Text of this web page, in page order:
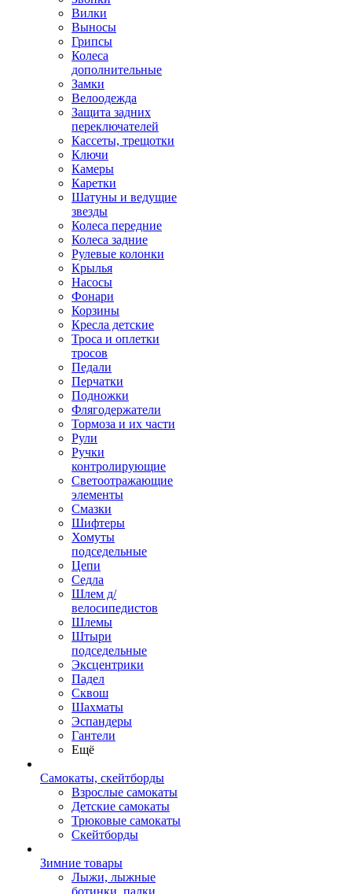
Вилки
Выносы
Грипсы
Колеса
дополнительные
Замки
Велоодежда
Защита задних
переключателей
Кассеты, трещотки
Ключи
Камеры
Каретки
Шатуны и ведущие
звезды
Колеса передние
Колеса задние
Рулевые колонки
Крылья
Насосы
Фонари
Корзины
Кресла детские
Троса и оплетки
тросов
Педали
Перчатки
Подножки
Флягодержатели
Тормоза и их части
Рули
Ручки
контролирующие
Светоотражающие
элементы
Смазки
Шифтеры
Хомуты
подседельные
Цепи
Седла
Шлем д/
велосипедистов
Шлемы
Штыри
подседельные
Эксцентрики
Падел
Сквош
Шахматы
Эспандеры
Гантели
Ещё
Самокаты, скейтборды
Взрослые самокаты
Детские самокаты
Трюковые самокаты
Скейтборды
Зимние товары
Лыжи, лыжные
ботинки, палки